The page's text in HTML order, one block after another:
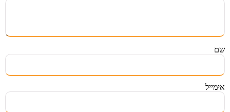
שם
אימייל